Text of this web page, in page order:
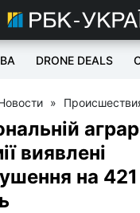
DRONE DEALS
»
виявлені
на